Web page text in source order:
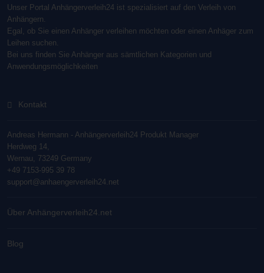
Unser Portal Anhängerverleih24 ist spezialisiert auf den Verleih von
Anhängern.
Egal, ob Sie einen Anhänger verleihen möchten oder einen Anhäger zum
Leihen suchen.
Bei uns finden Sie Anhänger aus sämtlichen Kategorien und
Anwendungsmöglichkeiten
Kontakt
Andreas Hermann - Anhängerverleih24 Produkt Manager
Herdweg 14,
Wernau, 73249 Germany
+49 7153-995 39 78
support@anhaengerverleih24.net
Über Anhängerverleih24.net
Blog